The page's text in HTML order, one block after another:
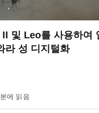
및 Leo를 사용하여
라 성 디지털화
에 읽음